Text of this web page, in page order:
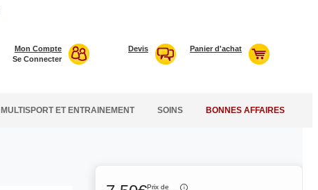
Mon Compte
Se Connecter
Devis Panier d'achat
MULTISPORT ET ENTRAINEMENT SOINS BONNES AFFAIRES
Prix de